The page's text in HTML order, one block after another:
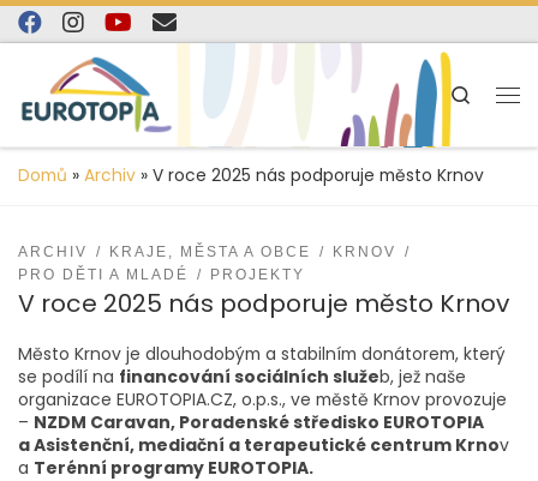
content
Skip to content
Search
Domů » Archiv » V roce 2025 nás podporuje město Krnov
ARCHIV KRAJE, MĚSTA A OBCE
KRNOV
PRO DĚTI A MLADÉ
PROJEKTY
V roce 2025 nás podporuje město Krnov
Město Krnov je dlouhodobým a stabilním donátorem, který
se podílí na financování sociálních služeb, jež naše
organizace EUROTOPIA.CZ, o.p.s., ve městě Krnov provozuje
– NZDM Caravan, Poradenské středisko EUROTOPIA
a Asistenční, mediační a terapeutické centrum Krnov
a Terénní programy EUROTOPIA.